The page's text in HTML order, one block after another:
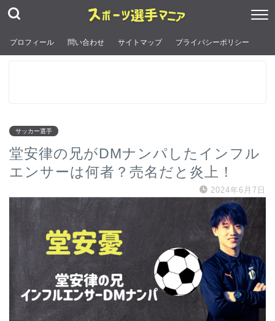
プロフィール 問い合わせ サイトマップ プライバシーポリシー
サッカー選手
堂安律の兄がDMナンパしたインフル
エンサーは何者？売名だと炎上！
2024年6月7日